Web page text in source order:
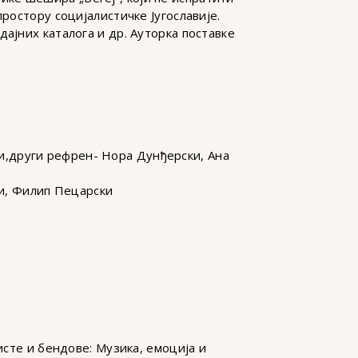
социјалистичке Југославије.
каталога и др. Ауторка поставке
рефрен- Нора Дунђерски, Ана
Филип Пецарски
и бендове: Музика, емоција и